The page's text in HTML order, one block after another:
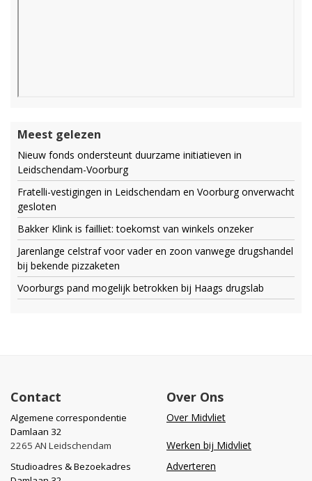
Meest gelezen
Nieuw fonds ondersteunt duurzame initiatieven in
Leidschendam-Voorburg
Fratelli-vestigingen in Leidschendam en Voorburg onverwacht
gesloten
Bakker Klink is failliet: toekomst van winkels onzeker
Jarenlange celstraf voor vader en zoon vanwege drugshandel
bij bekende pizzaketen
Voorburgs pand mogelijk betrokken bij Haags drugslab
Contact
Algemene correspondentie
Damlaan 32
2265 AN Leidschendam
Studioadres & Bezoekadres
Over Ons
Over Midvliet
Werken bij Midvliet
Adverteren